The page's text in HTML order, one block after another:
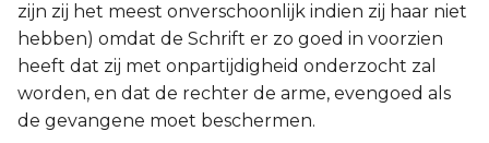
zijn zij het meest onverschoonlijk indien zij haar niet
hebben) omdat de Schrift er zo goed in voorzien
heeft dat zij met onpartijdigheid onderzocht zal
worden, en dat de rechter de arme, evengoed als
de gevangene moet beschermen.